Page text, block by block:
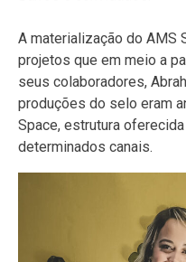
A materialização do AMS
projetos que em meio a
seus colaboradores,
produções do selo eram
Space, estrutura
determinados canais.